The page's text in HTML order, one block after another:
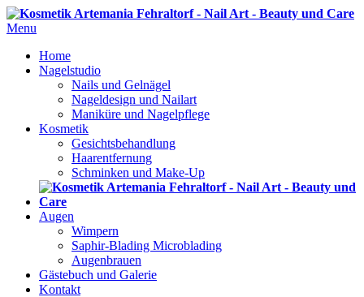
Menu
Home
Nagelstudio
Nails und Gelnägel
Nageldesign und Nailart
Maniküre und Nagelpflege
Kosmetik
Gesichtsbehandlung
Haarentfernung
Schminken und Make-Up
Augen
Wimpern
Saphir-Blading Microblading
Augenbrauen
Gästebuch und Galerie
Kontakt